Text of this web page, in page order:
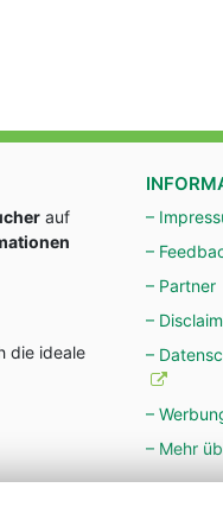
auf
die ideale
–
–
– Partner
–
–
–
– Mehr